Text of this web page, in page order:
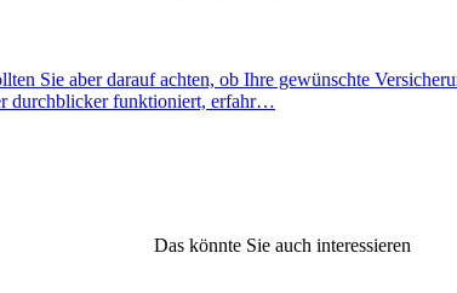
Sie aber darauf achten, ob Ihre gewünschte
durchblicker funktioniert, erfahr…
Das könnte Sie auch interessieren